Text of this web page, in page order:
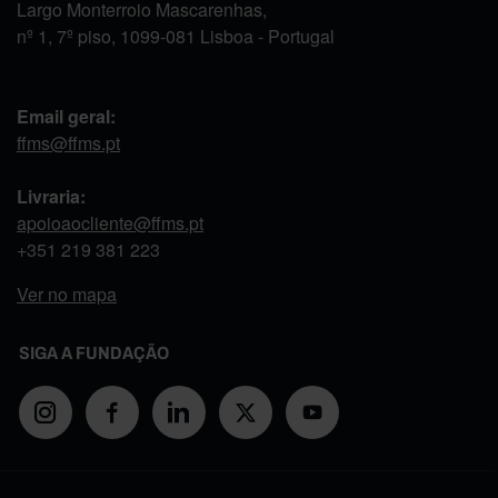
Largo Monterroio Mascarenhas,
nº 1, 7º piso, 1099-081 Lisboa - Portugal
Email geral:
ffms@ffms.pt
Livraria:
apoioaocliente@ffms.pt
+351 219 381 223
Ver no mapa
SIGA A FUNDAÇÃO